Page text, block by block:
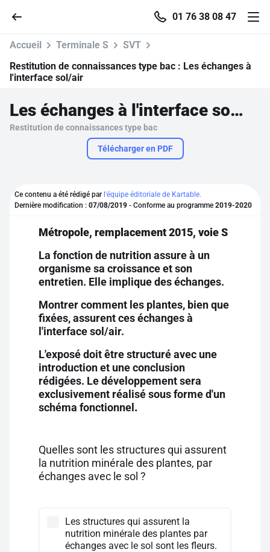
01 76 38 08 47
Parcourir
Se connecter
S'inscrire gratuitement
Pour profiter de 10 contenus offerts.
Accueil Terminale S
SVT
Restitution de connaissances type bac : Les échanges à
l'interface sol/air
Les échanges à l'interface sol/air
Restitution de connaissances type bac
Télécharger en PDF
Ce contenu a été rédigé par l'équipe éditoriale de Kartable.
Dernière modification : 07/08/2019 - Conforme au programme 2019-2020
Métropole, remplacement 2015, voie S
La fonction de nutrition assure à un
organisme sa croissance et son
entretien. Elle implique des échanges.
Montrer comment les plantes, bien que
fixées, assurent ces échanges à
l'interface sol/air.
L'exposé doit être structuré avec une
introduction et une conclusion
rédigées. Le développement sera
exclusivement réalisé sous forme d'un
schéma fonctionnel .
Quelles sont les structures qui assurent
la nutrition minérale des plantes, par
échanges avec le sol ?
Les structures qui assurent la
nutrition minérale des plantes par
échanges avec le sol sont les fleurs.